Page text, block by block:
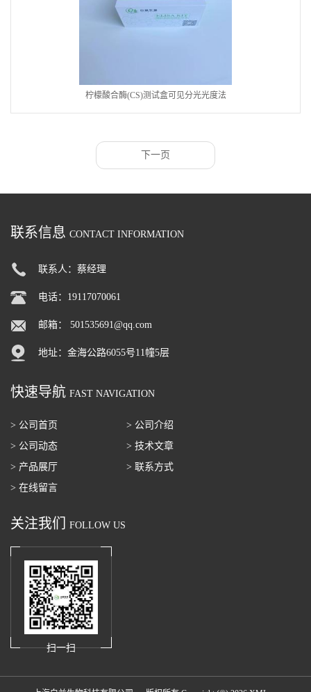
柠檬酸合酶(CS)测试盒可见分光光度法
下一页
联系信息 CONTACT INFORMATION
联系人：蔡经理
电话：19117070061
邮箱： 501535691@qq.com
地址：金海公路6055号11幢5层
快速导航 FAST NAVIGATION
> 公司首页
> 公司介绍
> 公司动态
> 技术文章
> 产品展厅
> 联系方式
> 在线留言
关注我们 FOLLOW US
扫一扫